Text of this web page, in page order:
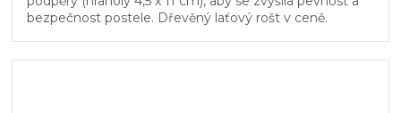
bezpečnost postele. Dřevěný laťový rošt v ceně.